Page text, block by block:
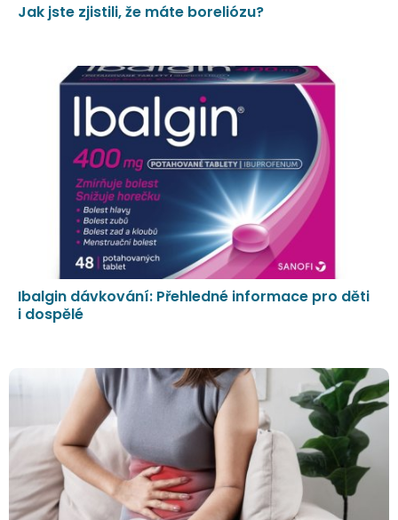
Jak jste zjistili, že máte boreliózu?
Ibalgin dávkování: Přehledné informace pro děti
i dospělé